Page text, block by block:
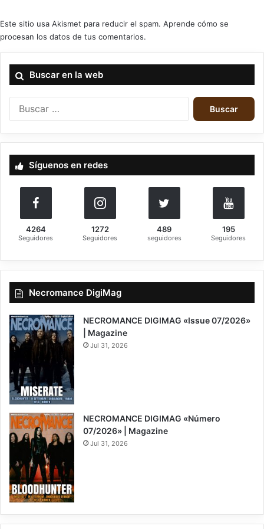
Este sitio usa Akismet para reducir el spam. Aprende cómo se
procesan los datos de tus comentarios.
Buscar en la web
Buscar:
Síguenos en redes
4264
Seguidores
1272
Seguidores
489
seguidores
195
Seguidores
Necromance DigiMag
NECROMANCE DIGIMAG «Issue 07/2026»
| Magazine
Jul 31, 2026
NECROMANCE DIGIMAG «Número
07/2026» | Magazine
Jul 31, 2026